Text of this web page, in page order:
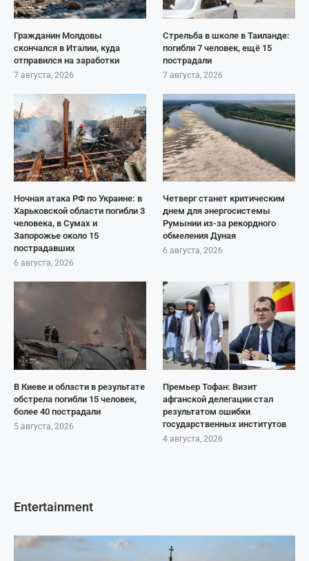
Гражданин Молдовы
скончался в Италии, куда
отправился на заработки
7 августа, 2026
Стрельба в школе в Таиланде:
погибли 7 человек, ещё 15
пострадали
7 августа, 2026
Ночная атака РФ по Украине: в
Харьковской области погибли 3
человека, в Сумах и
Запорожье около 15
пострадавших
6 августа, 2026
Четверг станет критическим
днем для энергосистемы
Румынии из-за рекордного
обмеления Дуная
6 августа, 2026
В Киеве и области в результате
обстрела погибли 15 человек,
более 40 пострадали
5 августа, 2026
Премьер Тофан: Визит
афганской делегации стал
результатом ошибки
государственных институтов
4 августа, 2026
Entertainment